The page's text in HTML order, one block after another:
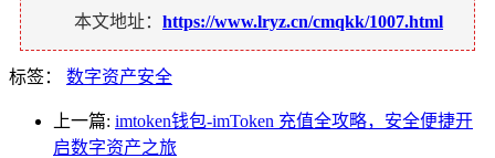
本文地址： https://www.lryz.cn/cmqkk/1007.html
标签： 数字资产安全
上一篇: imtoken钱包-imToken 充值全攻略，安全便捷开
启数字资产之旅